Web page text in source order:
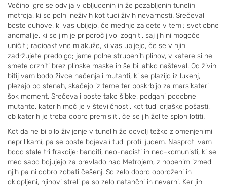
Večino igre se odvija v obljudenih in že pozabljenih tunelih
metroja, ki so polni neživih kot tudi živih nevarnosti. Srečevali
boste duhove, ki vas ubijejo, če mednje zaidete v temi; svetlobne
anomalije, ki se jim je priporočljivo izogniti, saj jih ni mogoče
uničiti; radioaktivne mlakuže, ki vas ubijejo, če se v njih
zadržujete predolgo; jame polne strupenih plinov, v katere si ne
smete drzniti brez plinske maske in še bi lahko našteval. Od živih
bitij vam bodo živce načenjali mutanti, ki se plazijo iz lukenj,
plezajo po stenah, skačejo iz teme ter poskrbijo za marsikateri
šok moment. Srečevali boste tako šibke, podgani podobne
mutante, katerih moč je v številčnosti, kot tudi orjaške pošasti,
ob katerih je treba dobro premisliti, če se jih želite sploh lotiti.
Kot da ne bi bilo življenje v tunelih že dovolj težko z omenjenimi
neprilikami, pa se boste bojevali tudi proti ljudem. Nasproti vam
bodo stale tri frakcije: banditi, neo-nacisti in neo-komunisti, ki se
med sabo bojujejo za prevlado nad Metrojem, z nobenim izmed
njih pa ni dobro zobati češenj. So zelo dobro oboroženi in
oklopljeni, njihovi streli pa so zelo natančni in nevarni. Ker jih